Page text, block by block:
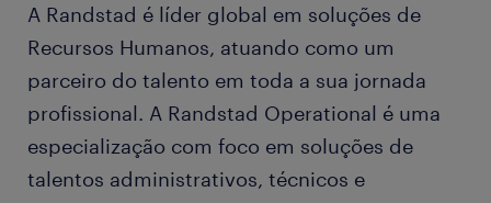
A Randstad é líder global em soluções de
Recursos Humanos, atuando como um
parceiro do talento em toda a sua jornada
profissional. A Randstad Operational é uma
especialização com foco em soluções de
talentos administrativos, técnicos e